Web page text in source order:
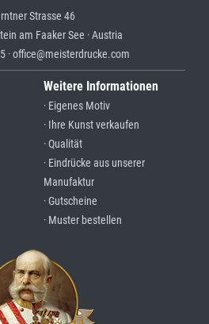
Strasse 46
am Faaker See · Austria
· office@meisterdrucke.com
Weitere Informationen
· Eigenes Motiv
· Ihre Kunst verkaufen
· Qualität
· Eindrücke aus unserer
Manufaktur
· Gutscheine
· Muster bestellen